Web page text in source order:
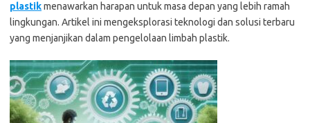
plastikmenawarkan harapan untuk masa depan yang lebih ramah
lingkungan. Artikel ini mengeksplorasi teknologi dan solusi terbaru
yang menjanjikan dalam pengelolaan limbah plastik.